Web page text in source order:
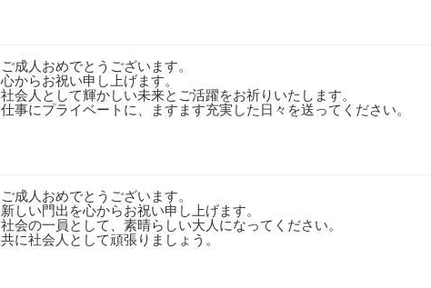
ご成人おめでとうございます。
心からお祝い申し上げます。
社会人として輝かしい未来とご活躍をお祈りいたします。
仕事にプライベートに、ますます充実した日々を送ってください。
ご成人おめでとうございます。
新しい門出を心からお祝い申し上げます。
社会の一員として、素晴らしい大人になってください。
共に社会人として頑張りましょう。